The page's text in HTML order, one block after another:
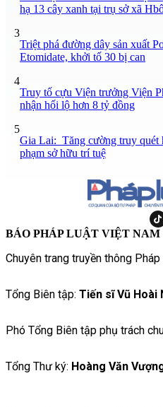
hạ 13 cây xanh tại trụ sở xã
3
Triệt phá đường dây sản xuất
Etomidate, khởi tố 30 bị can
4
Truy tố cựu Viện trưởng Viện
nhận hối lộ hơn 8 tỷ đồng
5
Gia Lai: Tăng cường truy quét
phạm sở hữu trí tuệ
BÁO PHÁP LUẬT VIỆT NAM
Chuyên trang truyền thông
Tổng Biên tập: Tiến sĩ Vũ Hoài
Phó Tổng Biên tập phụ trách
Tổng Thư ký: Hoàng Văn